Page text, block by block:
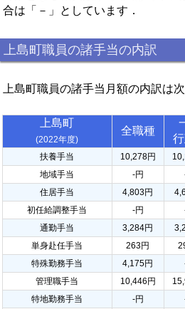
合は「－」としています．
上島町職員の諸手当の内訳
上島町職員の諸手当月額の内訳は
上島町
(2022年度)
全職種
扶養手当 10,278円
地域手当
-円
住居手当
4,803円
初任給調整手当
-円
通勤手当
3,284円
単身赴任手当
263円
特殊勤務手当
4,175円
管理職手当
10,446円
特地勤務手当
-円